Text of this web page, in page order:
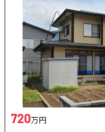
720万円